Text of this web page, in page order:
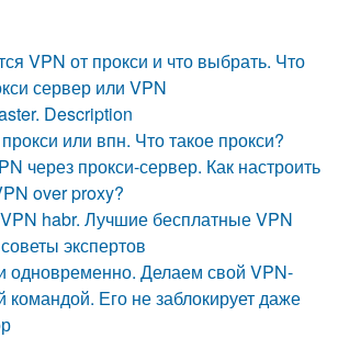
VPN от прокси и что выбрать. Что
сервер или VPN
Description
или впн. Что такое прокси?
через прокси-сервер. Как настроить
over proxy?
habr. Лучшие бесплатные VPN
экспертов
одновременно. Делаем свой VPN-
командой. Его не заблокирует даже